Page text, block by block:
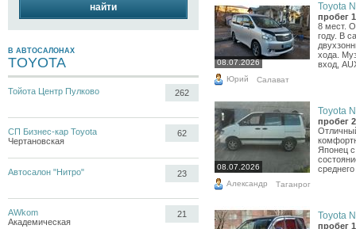
найти
В АВТОСАЛОНАХ
TOYOTA
Тойота Центр Пулково 262
СП Бизнес-кар Toyota
Чертановская
62
Автосалон "Нитро" 23
AWkom
Академическая
21
08.07.2026
Toyota
пробег
8 мест.
году. В
хода.
вход,
Юрий Салават
08.07.2026
Toyota
пробег
Японец
Александр Таганрог
Toyota
пробег